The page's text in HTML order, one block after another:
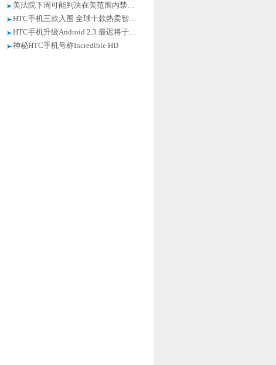
美法院下周可能判决在美范围内禁售HTC手机
HTC手机三款入围 全球十款热卖智能强机汇总
HTC手机升级Android 2.3 最迟将于6月更新
神秘HTC手机号称Incredible HD